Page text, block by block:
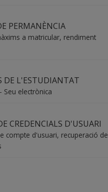
PERMANÈNCIA
a matricular, rendiment
DE L'ESTUDIANTAT
Seu electrònica
CREDENCIALS D'USUARI
compte d'usuari, recuperació de